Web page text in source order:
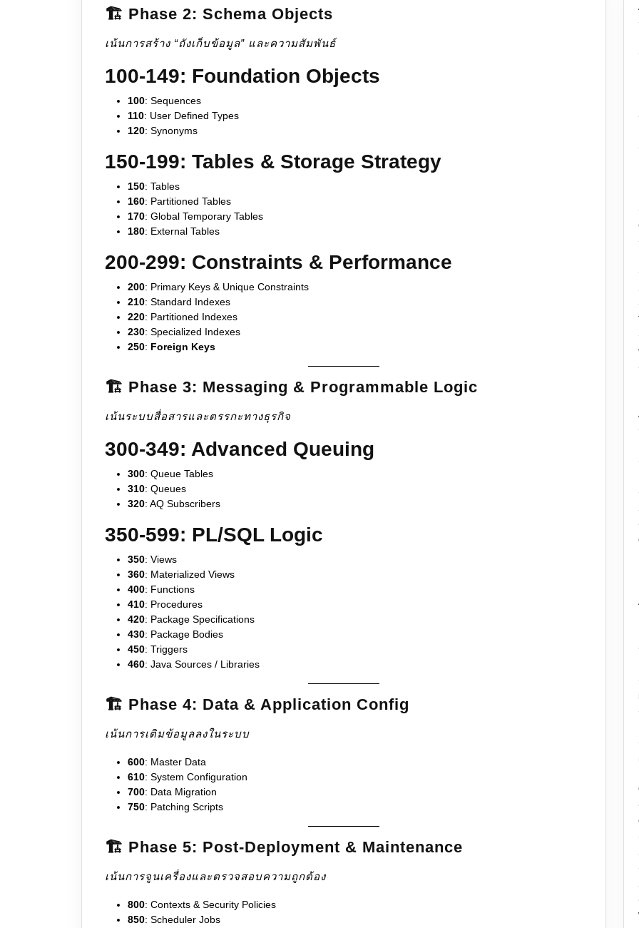
🏗️ Phase 2: Schema Objects
เน้นการสร้าง “ถังเก็บข้อมูล” และความสัมพันธ์
100-149: Foundation Objects
100: Sequences
110: User Defined Types
120: Synonyms
150-199: Tables & Storage Strategy
150: Tables
160: Partitioned Tables
170: Global Temporary Tables
180: External Tables
200-299: Constraints & Performance
200: Primary Keys & Unique Constraints
210: Standard Indexes
220: Partitioned Indexes
230: Specialized Indexes
250: Foreign Keys
🏗️ Phase 3: Messaging & Programmable Logic
เน้นระบบสื่อสารและตรรกะทางธุรกิจ
300-349: Advanced Queuing
300: Queue Tables
310: Queues
320: AQ Subscribers
350-599: PL/SQL Logic
350: Views
360: Materialized Views
400: Functions
410: Procedures
420: Package Specifications
430: Package Bodies
450: Triggers
460: Java Sources / Libraries
🏗️ Phase 4: Data & Application Config
เน้นการเติมข้อมูลลงในระบบ
600: Master Data
610: System Configuration
700: Data Migration
750: Patching Scripts
🏗️ Phase 5: Post-Deployment & Maintenance
เน้นการจูนเครื่องและตรวจสอบความถูกต้อง
800: Contexts & Security Policies
850: Scheduler Jobs